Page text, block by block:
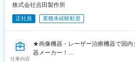
です。
・残業は月30時間程度です。
・リモート週～2日/ショートワーキン
度実績75.7%)/土日祝休み/充実の福利
変更の範囲：会社の定める業務
・経営層・営業・マーケティング部門
・グローバルFinanceチームとの連携
・部門横断の業務改善プロジェクト推進
■期待する役割：
Business Financeチームでは主に下
す。
株式会社吉田製作所
正社員 業種未経験歓迎
仕事内容
★画像機器・レーザー治療機器で国
器メーカー！